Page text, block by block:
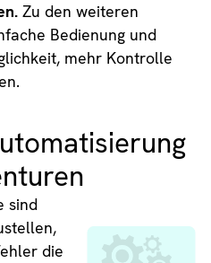
Zu den weiteren
Bedienung und
mehr Kontrolle
sind
die